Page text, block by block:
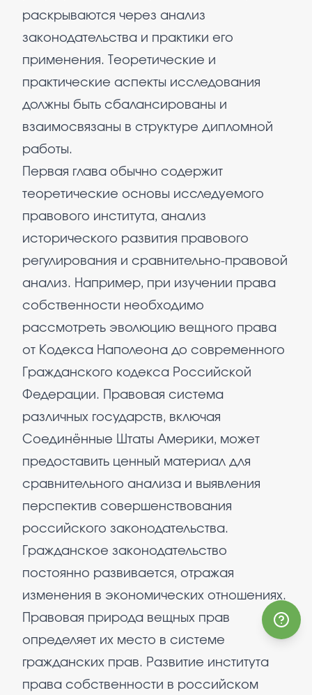
раскрываются через анализ
законодательства и практики его
применения. Теоретические и
практические аспекты исследования
должны быть сбалансированы и
взаимосвязаны в структуре дипломной
работы.
Первая глава обычно содержит
теоретические основы исследуемого
правового института, анализ
исторического развития правового
регулирования и сравнительно-правовой
анализ. Например, при изучении права
собственности необходимо
рассмотреть эволюцию вещного права
от Кодекса Наполеона до современного
Гражданского кодекса Российской
Федерации. Правовая система
различных государств, включая
Соединённые Штаты Америки, может
предоставить ценный материал для
сравнительного анализа и выявления
перспектив совершенствования
российского законодательства.
Гражданское законодательство
постоянно развивается, отражая
изменения в экономических отношениях.
Правовая природа вещных прав
определяет их место в системе
гражданских прав. Развитие института
права собственности в российском